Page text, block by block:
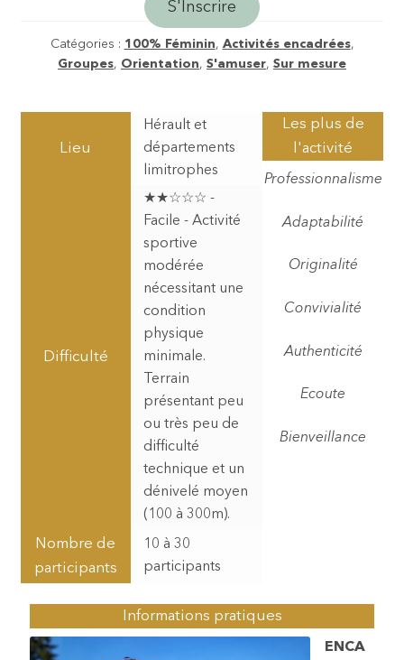
S'Inscrire
Catégories : 100% Féminin, Activités encadrées,
Groupes, Orientation, S'amuser, Sur mesure
Lieu
Hérault et
départements
limitrophes
Difficulté
★★☆☆☆ -
Facile - Activité
sportive
modérée
nécessitant une
condition
physique
minimale.
Terrain
présentant peu
ou très peu de
difficulté
technique et un
dénivelé moyen
(100 à 300m).
Nombre de
participants
10 à 30
participants
Les plus de
l'activité
Professionnalisme
Adaptabilité
Originalité
Convivialité
Authenticité
Ecoute
Bienveillance
Informations pratiques
ENCA